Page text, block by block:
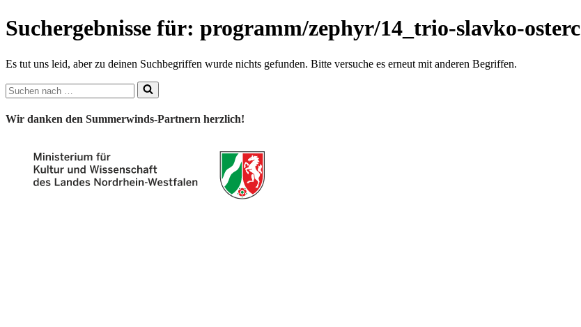
Suchergebnisse für: programm/zephyr/14_trio-slavko-osterc
Es tut uns leid, aber zu deinen Suchbegriffen wurde nichts gefunden. Bitte versuche es erneut mit anderen Begriffen.
Suchen
nach …
Wir danken den Summerwinds-Partnern herzlich!